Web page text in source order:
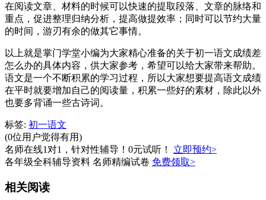
在阅读文章、材料的时候可以快速的提取段落、文章的脉络和
重点，促进整理归纳分析，提高做提效率；同时可以节约大量
的时间，游刃有余的做其它事情。
以上就是掌门学堂小编为大家精心准备的关于初一语文成绩差
怎么办的具体内容，供大家参考，希望可以给大家带来帮助。
语文是一个不断积累的学习过程，所以大家想要提高语文成绩
在平时就要增加自己的阅读量，积累一些好的素材，除此以外
也要多背诵一些古诗词。
标签: 初一语文
(0位用户觉得有用)
名师在线1对1，针对性辅导！0元试听！
立即预约>
各年级全科辅导资料 名师精编试卷 免费领取>
相关阅读